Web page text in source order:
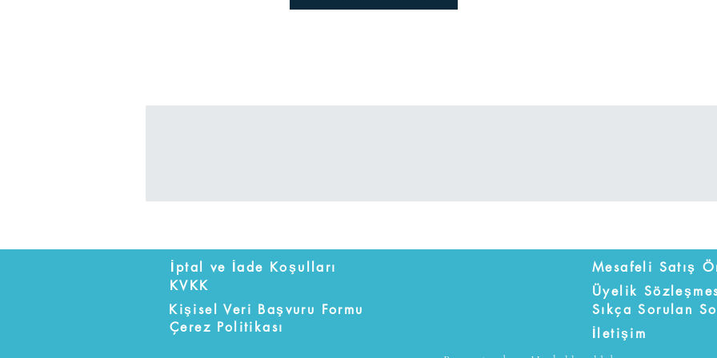
İptal ve İade Koşulları
KVKK
Kişisel Veri Başvuru Formu
Çerez Politikası
Üyelik
Sıkça Sorulan
İletişim